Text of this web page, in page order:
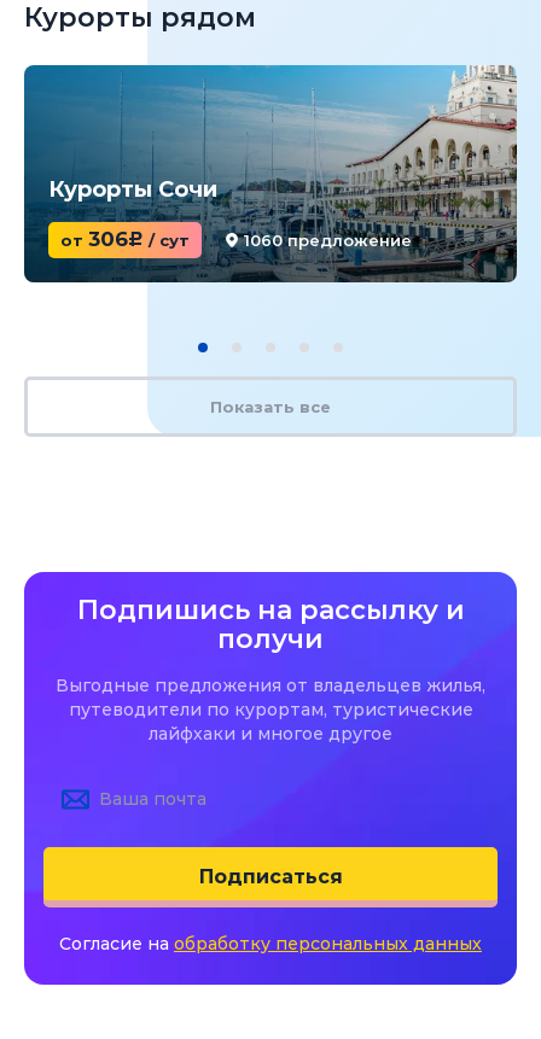
Курорты рядом
Курорты Сочи
от 306c / сут 1060 предложение
Показать все
Подпишись на рассылку и
получи
Выгодные предложения от владельцев жилья,
путеводители по курортам, туристические
лайфхаки и многое другое
Подписаться
Согласие на обработку персональных данных